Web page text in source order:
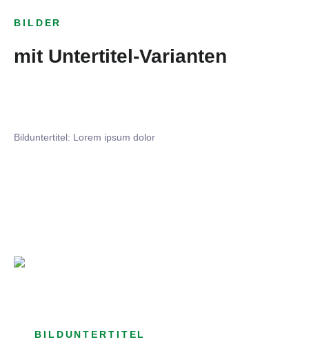
BILDER
mit Untertitel-Varianten
Bilduntertitel: Lorem ipsum dolor
BILDUNTERTITEL